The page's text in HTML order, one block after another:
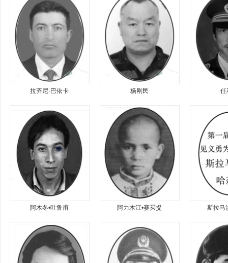
拉齐尼·巴依卡 杨刚民 任
阿木冬•吐鲁甫 阿力木江•赛买提 斯拉马